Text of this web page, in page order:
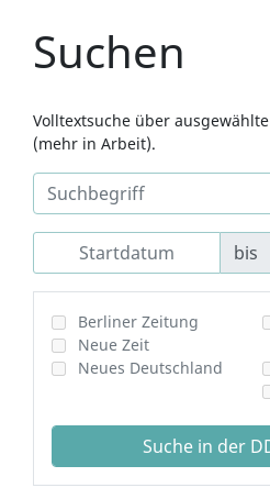
Suchen
Volltextsuche über ausgewählte
(mehr in Arbeit).
bis
Berliner Zeitung
Neue Zeit
Neues Deutschland
Suche in der